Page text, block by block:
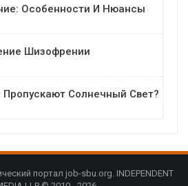
Особенности И Нюансы
Шизофрении
Солнечный Свет?
портал job-sbu.org. INDEPENDENT